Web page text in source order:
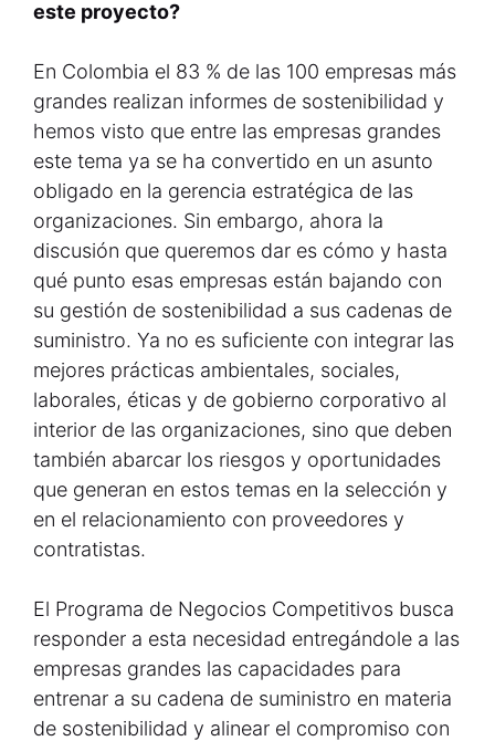
este proyecto?
En Colombia el 83 % de las 100 empresas más
grandes realizan informes de sostenibilidad y
hemos visto que entre las empresas grandes
este tema ya se ha convertido en un asunto
obligado en la gerencia estratégica de las
organizaciones. Sin embargo, ahora la
discusión que queremos dar es cómo y hasta
qué punto esas empresas están bajando con
su gestión de sostenibilidad a sus cadenas de
suministro. Ya no es suficiente con integrar las
mejores prácticas ambientales, sociales,
laborales, éticas y de gobierno corporativo al
interior de las organizaciones, sino que deben
también abarcar los riesgos y oportunidades
que generan en estos temas en la selección y
en el relacionamiento con proveedores y
contratistas.
El Programa de Negocios Competitivos busca
responder a esta necesidad entregándole a las
empresas grandes las capacidades para
entrenar a su cadena de suministro en materia
de sostenibilidad y alinear el compromiso con